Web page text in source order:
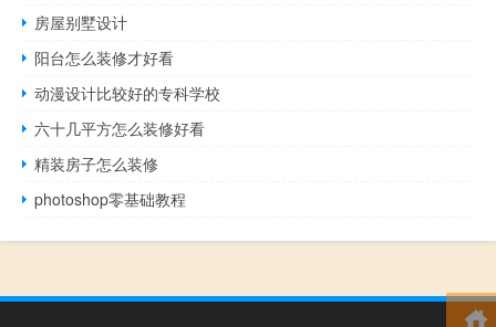
房屋别墅设计
阳台怎么装修才好看
动漫设计比较好的专科学校
六十几平方怎么装修好看
精装房子怎么装修
photoshop零基础教程